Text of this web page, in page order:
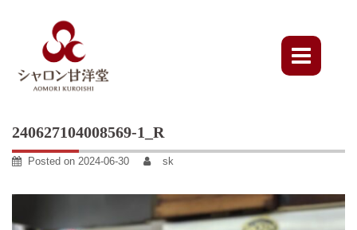
240627104008569-1_R
Posted on 2024-06-30 sk